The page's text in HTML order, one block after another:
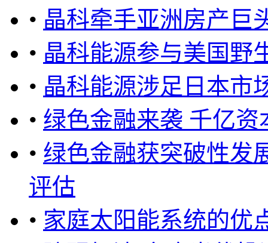
• 晶科牵手亚洲房产巨
• 晶科能源参与美国野
• 晶科能源涉足日本市
• 绿色金融来袭 千亿
• 绿色金融获突破性发
评估
• 家庭太阳能系统的优